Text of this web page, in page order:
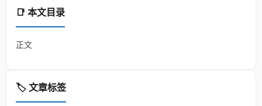
📑 本文目录
正文
🏷️ 文章标签